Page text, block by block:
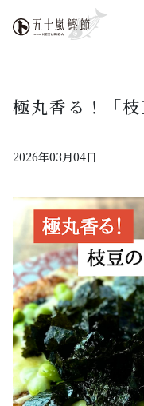
極丸香る！「枝
2026年03月04日